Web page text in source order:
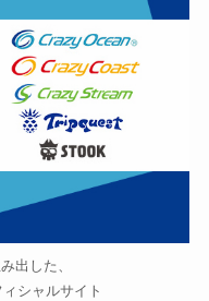
出した、
シャルサイト